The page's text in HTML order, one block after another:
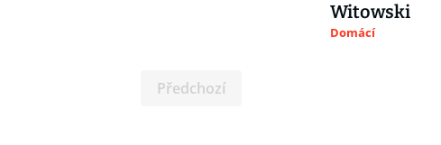
Witowski
Domácí
Předchozí